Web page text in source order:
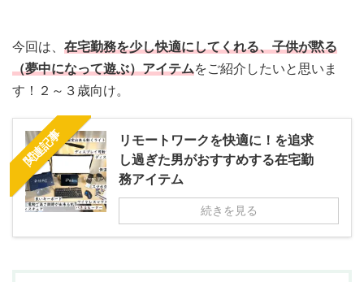
今回は、 在宅勤務を少し快適にしてくれる、子供が黙る
（夢中になって遊ぶ）アイテムをご紹介したいと思いま
す！２～３歳向け。
関連記事
リモートワークを快適に！を追求
し過ぎた男がおすすめする在宅勤
務アイテム
続きを見る